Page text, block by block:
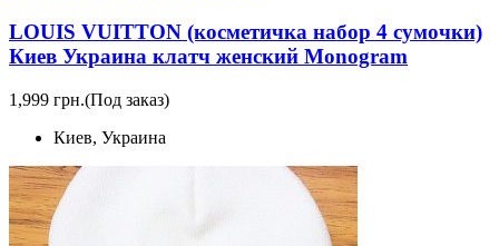
LOUIS VUITTON (косметичка набор 4 сумочки)
Киев Украина клатч женский Monogram
1,999 грн.(Под заказ)
Киев, Украина